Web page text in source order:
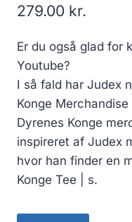
279.00 kr.
Er du også glad for
Youtube?
I så fald har Judex
Konge
Dyrenes Konge
inspireret af Judex
hvor han finder en
Konge Tee | s.